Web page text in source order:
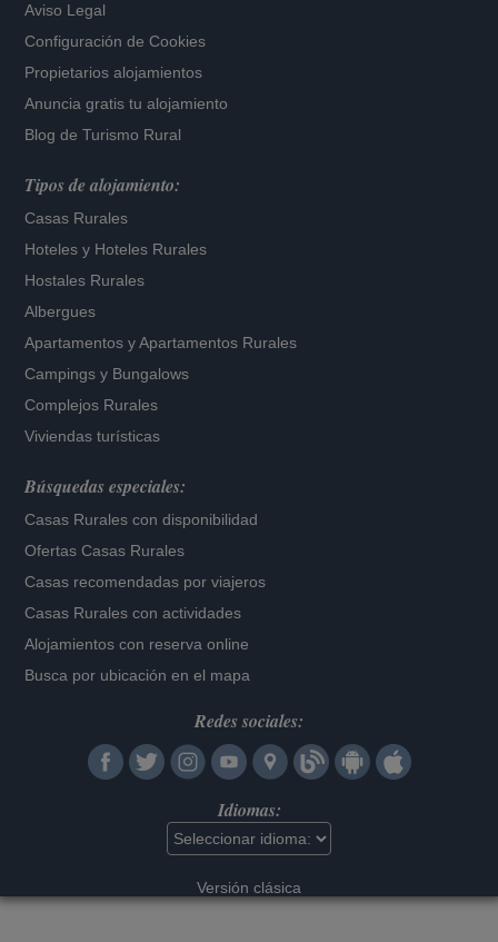
Aviso Legal
Configuración de Cookies
Propietarios alojamientos
Anuncia gratis tu alojamiento
Blog de Turismo Rural
Tipos de alojamiento:
Casas Rurales
Hoteles y Hoteles Rurales
Hostales Rurales
Albergues
Apartamentos yApartamentos Rurales
Campings y Bungalows
Complejos Rurales
Viviendas turísticas
Búsquedas especiales:
Casas Rurales con disponibilidad
Ofertas Casas Rurales
Casas recomendadas por viajeros
Casas Rurales con actividades
Alojamientos con reserva online
Busca por ubicación en el mapa
Redes sociales:
Idiomas:
Versión clásica